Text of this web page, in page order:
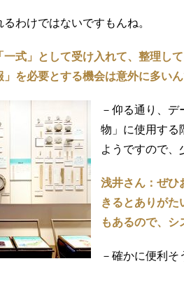
わけではないですもんね。
式」として受け入れて、整理し
」を必要とする機会は意外に多いん
－仰る通り、
物」に使用する
ようですので、
浅井さん：ぜひ
きるとありがた
もあるので、シ
－確かに便利そ